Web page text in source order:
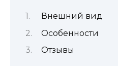
Внешний вид
Особенности
Отзывы